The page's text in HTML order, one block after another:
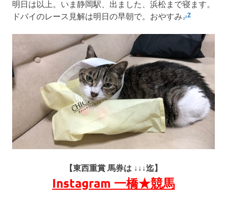
明日は以上。いま静岡駅、出ました、浜松まで寝ます。
ドバイのレース見解は明日の早朝で。おやすみ
【東西重賞 馬券は ↓↓↓迄】
Instagram 一橋★競馬